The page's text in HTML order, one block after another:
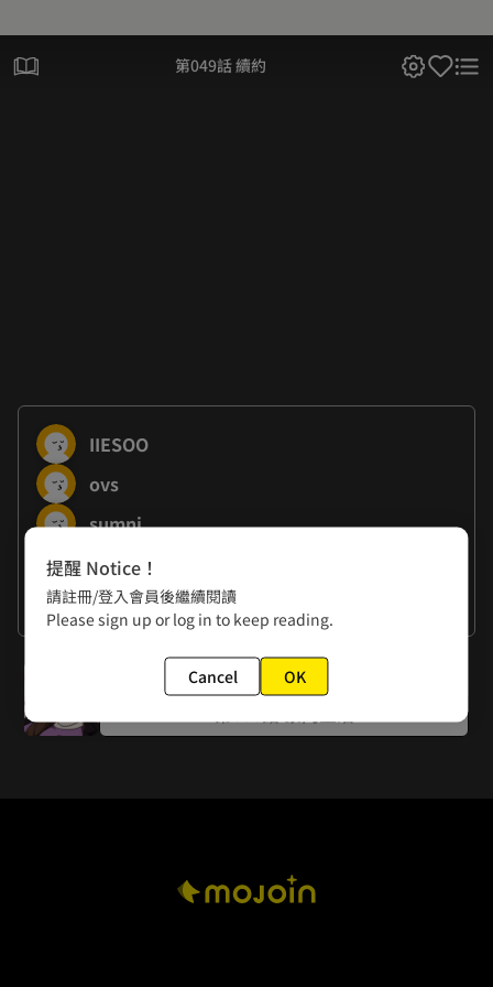
第049話 續約
IIESOO
ovs
sumni
作者的話
謝謝大家
提醒 Notice！
請註冊/登入會員後繼續閱讀
Please sign up or log in to keep reading.
Cancel OK